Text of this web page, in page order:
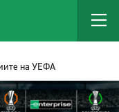
на УЕФА